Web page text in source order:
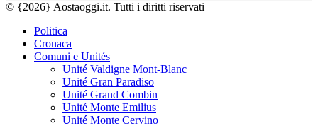
© {2026} Aostaoggi.it. Tutti i diritti riservati
Politica
Cronaca
Comuni e Unités
Unité Valdigne Mont-Blanc
Unité Gran Paradiso
Unité Grand Combin
Unité Monte Emilius
Unité Monte Cervino